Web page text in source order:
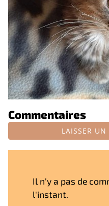
Commentaires
LAISSER
Il n'y a pas de
l'instant.